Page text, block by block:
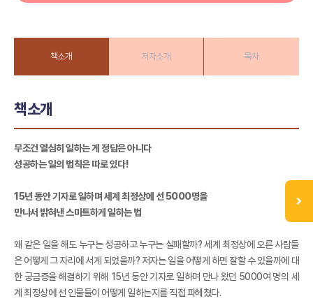
책소개 저자소개 목차
책소개
무조건 열심히 일하는 게 정답은 아니다
성공하는 일의 법칙은 따로 있다!
15년 동안 기자로 일하며 세계 최정상에 선 5000명을
만나서 밝혀낸 스마트하게 일하는 법
왜 같은 일을 해도 누구는 성공하고 누구는 실패할까? 세계 최정상에 오른 사람들
은 어떻게 그 자리에 서게 되었을까? 저자는 일을 어떻게 하면 잘할 수 있을까에 대
한 궁금증을 해결하기 위해 15년 동안 기자로 일하며 만나 왔던 5000여 명의 세
계 최정상에 선 인물들이 어떻게 일하는지를 직접 파헤쳤다.